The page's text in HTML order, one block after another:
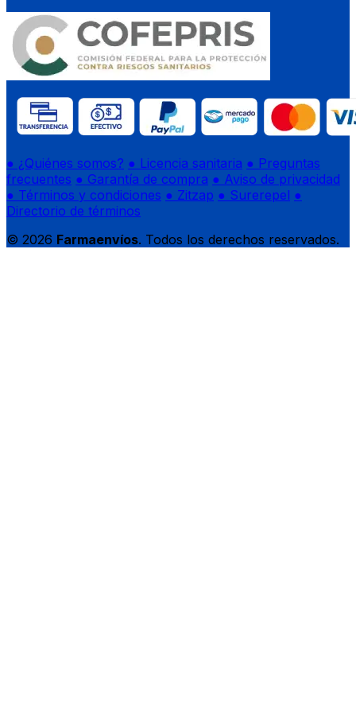
● ¿Quiénes somos? ● Licencia sanitaria ● Preguntas
frecuentes ● Garantía de compra ● Aviso de privacidad
● Términos y condiciones ● Zitzap ● Surerepel ●
Directorio de términos
© 2026 Farmaenvíos. Todos los derechos reservados.